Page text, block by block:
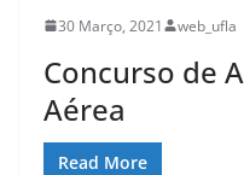
30 Março, 2021 web_ufla
Concurso de
Aérea
Read More